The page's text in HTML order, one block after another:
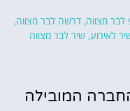
מצווה, דרשה לבר מצווה,
לאירוע, שיר לבר מצווה
המובילה